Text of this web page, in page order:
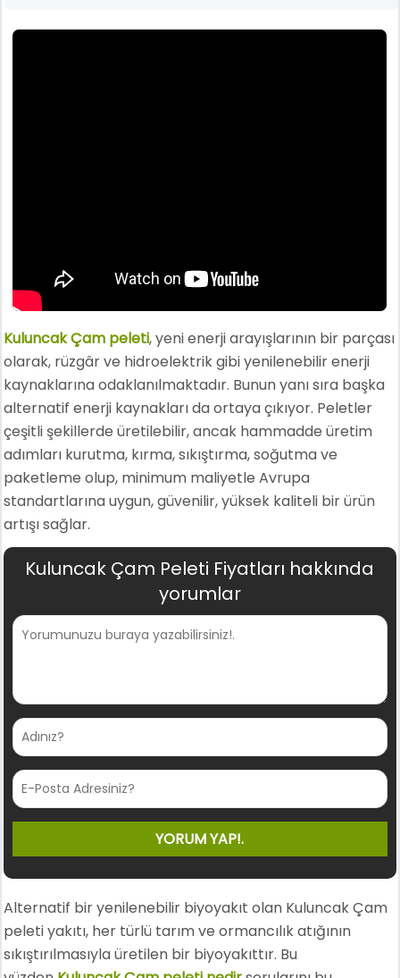
Kuluncak Çam peleti, yeni enerji arayışlarının bir parçası
olarak, rüzgâr ve hidroelektrik gibi yenilenebilir enerji
kaynaklarına odaklanılmaktadır. Bunun yanı sıra başka
alternatif enerji kaynakları da ortaya çıkıyor. Peletler
çeşitli şekillerde üretilebilir, ancak hammadde üretim
adımları kurutma, kırma, sıkıştırma, soğutma ve
paketleme olup, minimum maliyetle Avrupa
standartlarına uygun, güvenilir, yüksek kaliteli bir ürün
artışı sağlar.
Kuluncak Çam Peleti Fiyatları hakkında
yorumlar
Alternatif bir yenilenebilir biyoyakıt olan Kuluncak Çam
peleti yakıtı, her türlü tarım ve ormancılık atığının
sıkıştırılmasıyla üretilen bir biyoyakıttır. Bu